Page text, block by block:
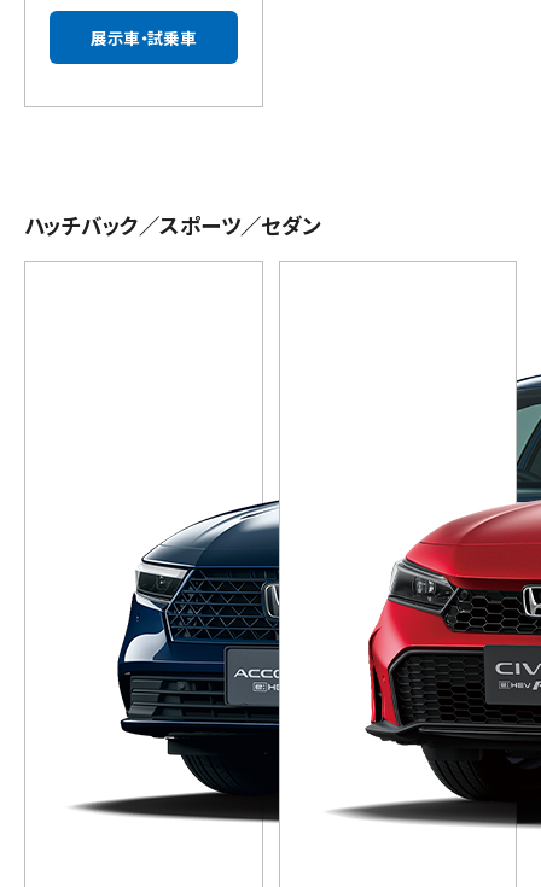
展示車・試乗車
ハッチバック／スポーツ／セダン